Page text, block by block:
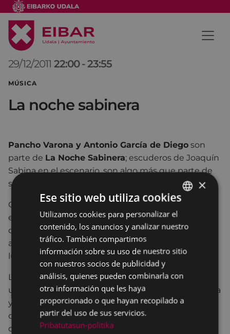
29/12/2011 22:00 -23:55
MÚSICA
La noche sabinera
Pancho Varona y Antonio García de Diego son
parte de La Noche Sabinera; escuderos de Joaquín
Sabina en el escenario, son algo más que parte de
su banda de músicos.
Compositores, productores, arreglistas.. son parte
esencialmente activa en el resultado final de las
canciones del cantautor de Úbeda donde son co-
autores de muchas de ellas. Un lujo, un auténtico
lujo.
Los escuderos más fieles del cantautor, ofrecerán
un recital exclusivo de canciones de Joaquín Sabina
y luego coordinarán y tocarán una Jam, donde
cualquiera podrá subir al escenario a cantar una
canción de Sabina elegida libremente y arropados
BASQUE
SPANISH
×
Ese sitio web utiliza cookies
Utilizamos cookies para personalizar el
contenido, los anuncios y analizar nuestro
tráfico. También compartimos
información sobre su uso de nuestro sitio
con nuestros socios de publicidad y
análisis, quienes pueden combinarla con
otra información que les haya
proporcionado o que hayan recopilado a
partir del uso de sus servicios.
Pribatutasun-politika